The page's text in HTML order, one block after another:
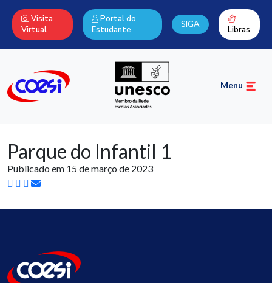
Visita
Virtual
Portal do
Estudante
SIGA Libras
Menu
Parque do Infantil 1
Publicado em 15 de março de 2023